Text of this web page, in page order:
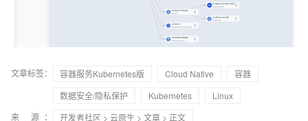
文章标签： 容器服务Kubernetes版 Cloud Native
容器
数据安全/隐私保护
Kubernetes
Linux
来 源：
开发者社区 > 云原生 > 文章 > 正文